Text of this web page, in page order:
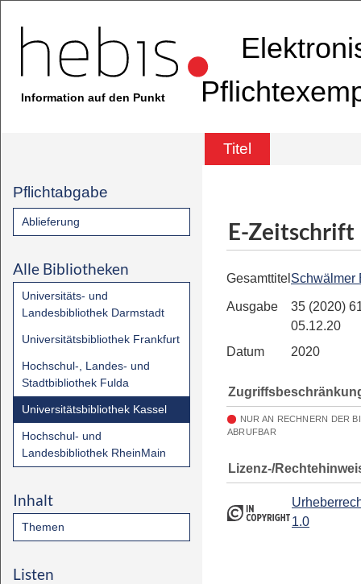
Information auf den Punkt
Titel
Pflichtabgabe
Ablieferung
Alle Bibliotheken
Universitäts- und
Landesbibliothek Darmstadt
Universitätsbibliothek Frankfurt
Hochschul-, Landes- und
Stadtbibliothek Fulda
Universitätsbibliothek Kassel
Hochschul- und
Landesbibliothek RheinMain
Inhalt
Themen
Listen
E-Zeitschrift
Gesamttitel Schwälmer
Ausgabe
35 (2020)
05.12.20
Datum
2020
NUR AN RECHNERN DER
ABRUFBAR
Lizenz-/
1.0